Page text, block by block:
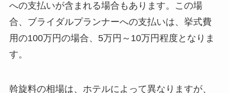
への支払いが含まれる場合もあります。
この場
合、 ブライダルプランナーへの支払いは、挙式費
用の100万円の場合、5万円～10万円程度となりま
す。
斡旋料の相場は、ホテルによって異なりますが、